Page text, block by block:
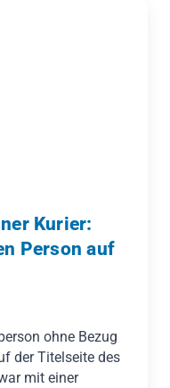
Kurier:
Person auf
ohne Bezug
der Titelseite des
mit einer